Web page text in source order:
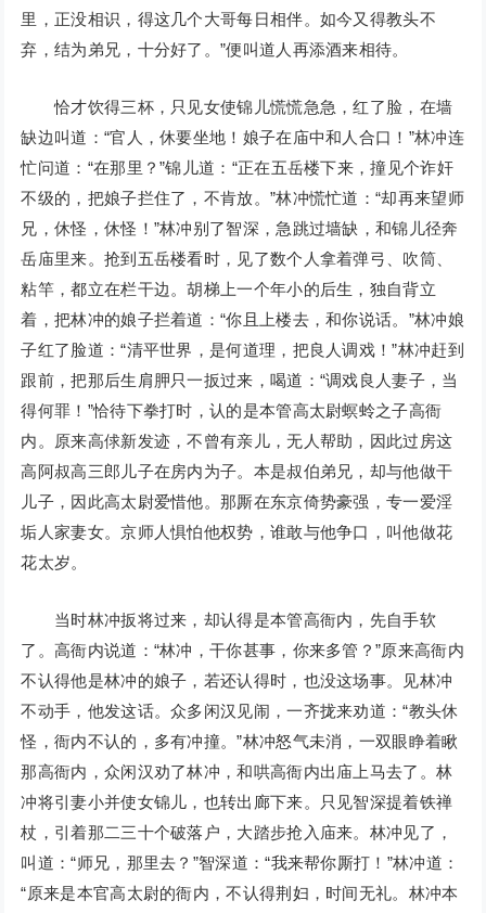
里，正没相识，得这几个大哥每日相伴。如今又得教头不
弃，结为弟兄，十分好了。”便叫道人再添酒来相待。
恰才饮得三杯，只见女使锦儿慌慌急急，红了脸，在墙
缺边叫道：“官人，休要坐地！娘子在庙中和人合口！”林冲连
忙问道：“在那里？”锦儿道：“正在五岳楼下来，撞见个诈奸
不级的，把娘子拦住了，不肯放。”林冲慌忙道：“却再来望师
兄，休怪，休怪！”林冲别了智深，急跳过墙缺，和锦儿径奔
岳庙里来。抢到五岳楼看时，见了数个人拿着弹弓、吹筒、
粘竿，都立在栏干边。胡梯上一个年小的后生，独自背立
着，把林冲的娘子拦着道：“你且上楼去，和你说话。”林冲娘
子红了脸道：“清平世界，是何道理，把良人调戏！”林冲赶到
跟前，把那后生肩胛只一扳过来，喝道：“调戏良人妻子，当
得何罪！”恰待下拳打时，认的是本管高太尉螟蛉之子高衙
内。原来高俅新发迹，不曾有亲儿，无人帮助，因此过房这
高阿叔高三郎儿子在房内为子。本是叔伯弟兄，却与他做干
儿子，因此高太尉爱惜他。那厮在东京倚势豪强，专一爱淫
垢人家妻女。京师人惧怕他权势，谁敢与他争口，叫他做花
花太岁。
当时林冲扳将过来，却认得是本管高衙内，先自手软
了。高衙内说道：“林冲，干你甚事，你来多管？”原来高衙内
不认得他是林冲的娘子，若还认得时，也没这场事。见林冲
不动手，他发这话。众多闲汉见闹，一齐拢来劝道：“教头休
怪，衙内不认的，多有冲撞。”林冲怒气未消，一双眼睁着瞅
那高衙内，众闲汉劝了林冲，和哄高衙内出庙上马去了。林
冲将引妻小并使女锦儿，也转出廊下来。只见智深提着铁禅
杖，引着那二三十个破落户，大踏步抢入庙来。林冲见了，
叫道：“师兄，那里去？”智深道：“我来帮你厮打！”林冲道：
“原来是本官高太尉的衙内，不认得荆妇，时间无礼。林冲本